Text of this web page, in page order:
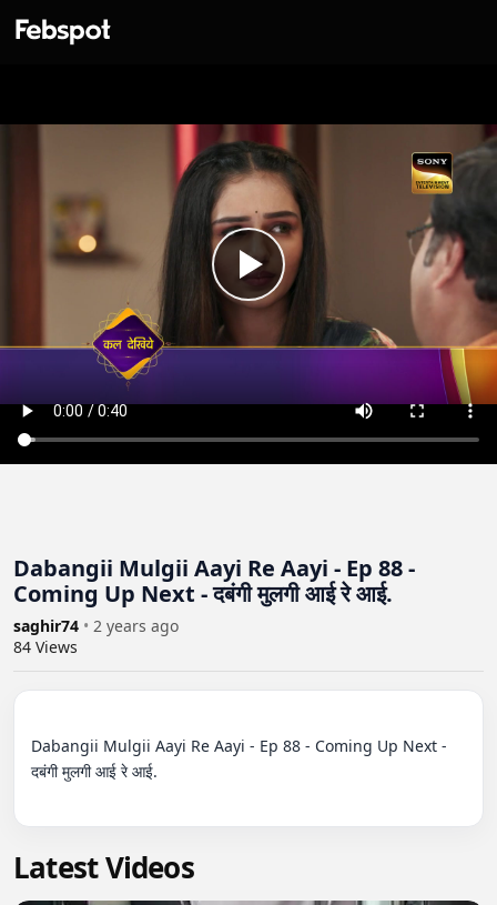
Dabangii Mulgii Aayi Re Aayi - Ep 88 -
Coming Up Next - दबंगी मुलगी आई रे आई.
saghir74 • 2 years ago
84 Views
Dabangii Mulgii Aayi Re Aayi - Ep 88 - Coming Up Next -
दबंगी मुलगी आई रे आई.
Latest Videos